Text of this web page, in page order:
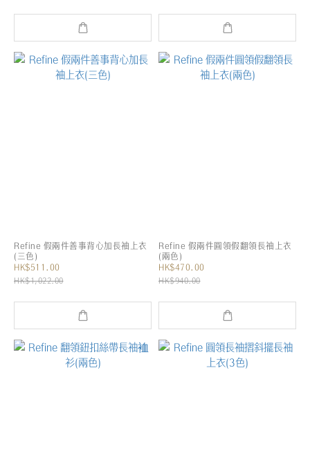
Refine 假兩件善事背心加長袖上衣
(三色)
HK$511.00
HK$1,022.00
Refine 假兩件圓領假翻領長袖上衣
(兩色)
HK$470.00
HK$940.00